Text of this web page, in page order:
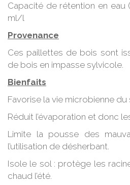
Capacité de rétention en eau
ml/l
Provenance
Ces paillettes de bois sont
de bois en impasse sylvicole.
Bienfaits
Favorise la vie microbienne du
Réduit l’évaporation et donc
Limite la pousse des
l’utilisation de désherbant.
Isole le sol : protège les
chaud l’été.